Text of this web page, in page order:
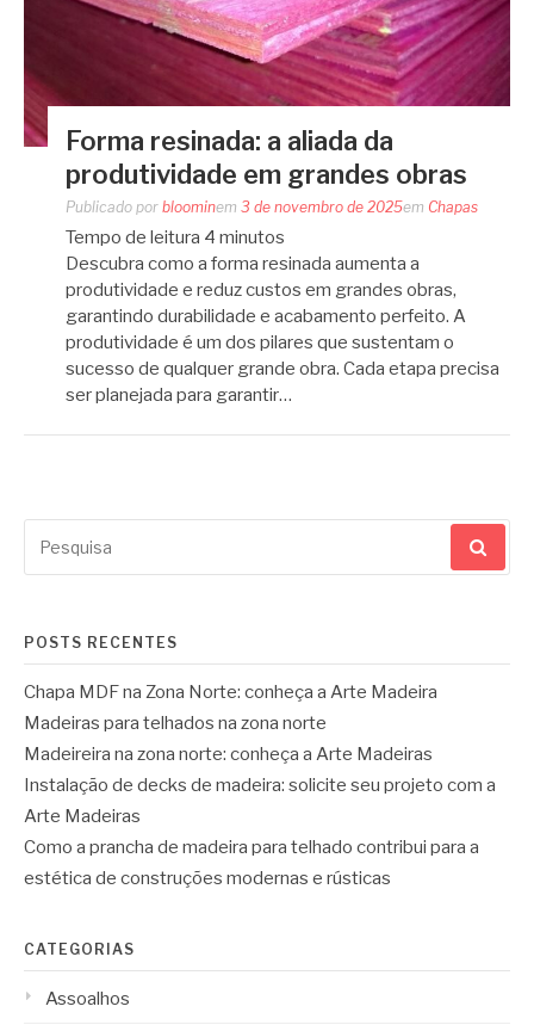
Forma resinada: a aliada da
produtividade em grandes obras
Publicado por bloominem 3 de novembro de 2025em Chapas
Tempo de leitura 4 minutos
Descubra como a forma resinada aumenta a
produtividade e reduz custos em grandes obras,
garantindo durabilidade e acabamento perfeito. A
produtividade é um dos pilares que sustentam o
sucesso de qualquer grande obra. Cada etapa precisa
ser planejada para garantir…
por:
POSTS RECENTES
Chapa MDF na Zona Norte: conheça a Arte Madeira
Madeiras para telhados na zona norte
Madeireira na zona norte: conheça a Arte Madeiras
Instalação de decks de madeira: solicite seu projeto com a
Arte Madeiras
Como a prancha de madeira para telhado contribui para a
estética de construções modernas e rústicas
CATEGORIAS
Assoalhos